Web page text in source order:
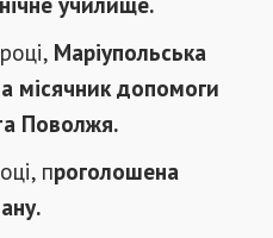
Маріупольська
місячник допомоги
Поволжя.
проголошена